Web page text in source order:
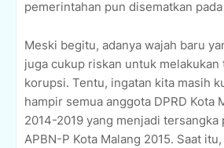
pemerintahan pun disematkan
Meski begitu, adanya wajah baru
juga cukup riskan untuk melakukan
korupsi. Tentu, ingatan kita masih
hampir semua anggota DPRD Kota
2014-2019 yang menjadi tersangka
APBN-P Kota Malang 2015. Saat